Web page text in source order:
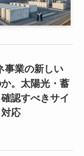
事業の新しい
。太陽光・蓄
認すべきサイ
応